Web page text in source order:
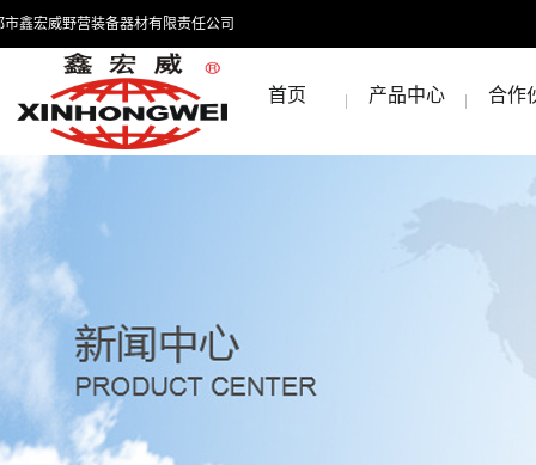
市鑫宏威野营装备器材有限责任公司
首页 产品中心 合作